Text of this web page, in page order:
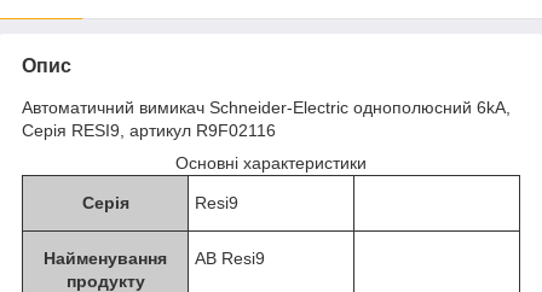
Опис
Автоматичний вимикач Schneider-Electric однополюсний 6kA,
Серія RESI9, артикул R9F02116
Основні характеристики
Серія Resi9
Найменування
продукту
АВ Resi9